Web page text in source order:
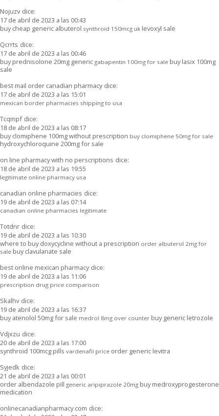
Nojuzv dice:
17 de abril de 2023 a las 00:43
buy cheap generic albuterol synthroid 150mcg uk levoxyl sale
Qcrrts dice:
17 de abril de 2023 a las 00:46
buy prednisolone 20mg generic gabapentin 100mg for sale buy lasix 100mg
sale
best mail order canadian pharmacy dice:
17 de abril de 2023 a las 15:01
mexican border pharmacies shipping to usa
Tcqmpf dice:
18 de abril de 2023 a las 08:17
buy clomiphene 100mg without prescription buy clomiphene 50mg for sale
hydroxychloroquine 200mg for sale
on line pharmacy with no perscriptions dice:
18 de abril de 2023 a las 19:55
legitimate online pharmacy usa
canadian online pharmacies dice:
19 de abril de 2023 a las 07:14
canadian online pharmacies legitimate
Totdnr dice:
19 de abril de 2023 a las 10:30
where to buy doxycycline without a prescription order albuterol 2mg for
sale buy clavulanate sale
best online mexican pharmacy dice:
19 de abril de 2023 a las 11:06
prescription drug price comparison
Skalhv dice:
19 de abril de 2023 a las 16:37
buy atenolol 50mg for sale medrol 8mg over counter buy generic letrozole
Vdjxzu dice:
20 de abril de 2023 a las 17:00
synthroid 100mcg pills vardenafil price order generic levitra
Syjedk dice:
21 de abril de 2023 a las 00:01
order albendazole pill generic aripiprazole 20mg buy medroxyprogesterone
medication
onlinecanadianpharmacy com dice: